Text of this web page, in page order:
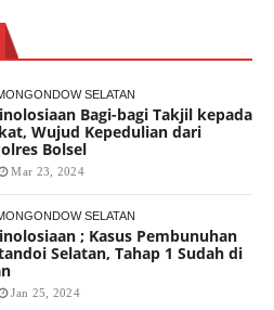
SELATAN
Bagi-bagi Takjil kepada
Wujud Kepedulian dari
Bolsel
Mar 23, 2024
SELATAN
; Kasus Pembunuhan
Selatan, Tahap 1 Sudah di
Jan 25, 2024